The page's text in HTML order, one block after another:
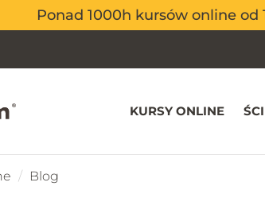
Ponad 1000h kursów online od
Ponad 1000h kursów online od
KURSY ONLINE
Blog